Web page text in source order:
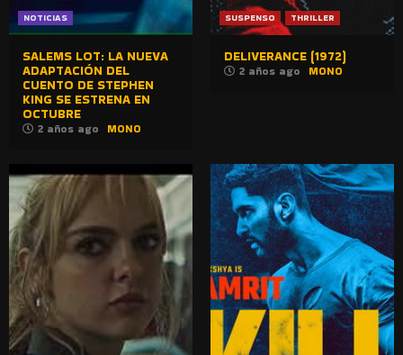
NOTICIAS
SALEMS LOT: LA NUEVA
ADAPTACIÓN DEL
CUENTO DE STEPHEN
KING SE ESTRENA EN
OCTUBRE
2 años ago MONO
SUSPENSO THRILLER
DELIVERANCE (1972)
2 años ago MONO